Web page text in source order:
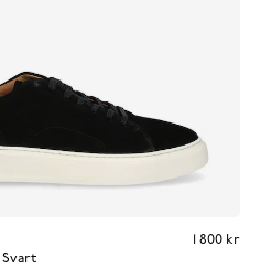
Svart
1 800 kr
1 800 kr